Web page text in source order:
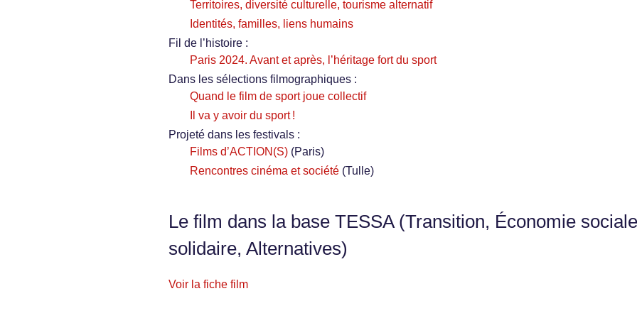
Territoires, diversité culturelle, tourisme alternatif
Identités, familles, liens humains
Fil de l’histoire :
Paris 2024. Avant et après, l’héritage fort du sport
Dans les sélections filmographiques :
Quand le film de sport joue collectif
Il va y avoir du sport !
Projeté dans les festivals :
Films d’ACTION(S) (Paris)
Rencontres cinéma et société (Tulle)
Le film dans la base TESSA (Transition, Économie
solidaire, Alternatives)
Voir la fiche film